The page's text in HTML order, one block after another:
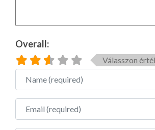
Overall:
Válasszon
Name
Email